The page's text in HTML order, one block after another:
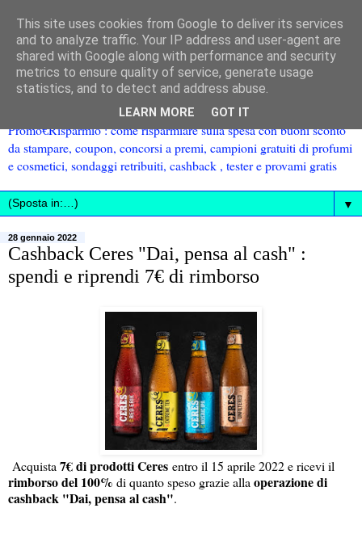
Promo€Risparmio : come risparmiare sulla spesa con buoni sconto
da stampare, coupon, concorsi a premi, campioni gratuiti di profumi
e cosmetici, sondaggi retribuiti, cashback , tester e provami gratis
▼
28 gennaio 2022
Cashback Ceres "Dai, pensa al cash" :
spendi e riprendi 7€ di rimborso
Acquista 7€ di prodotti Ceres entro il 15 aprile 2022 e ricevi il
rimborso del 100% di quanto speso grazie alla operazione di
cashback "Dai, pensa al cash".
This site uses cookies from Google to deliver its services
and to analyze traffic. Your IP address and user-agent are
shared with Google along with performance and security
metrics to ensure quality of service, generate usage
statistics, and to detect and address abuse.
LEARN MORE GOT IT